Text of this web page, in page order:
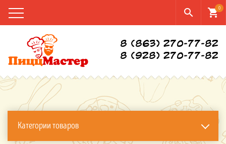
shopping_cart0
search
8 (863) 270-77-82
8 (928) 270-77-82
Категории товаров